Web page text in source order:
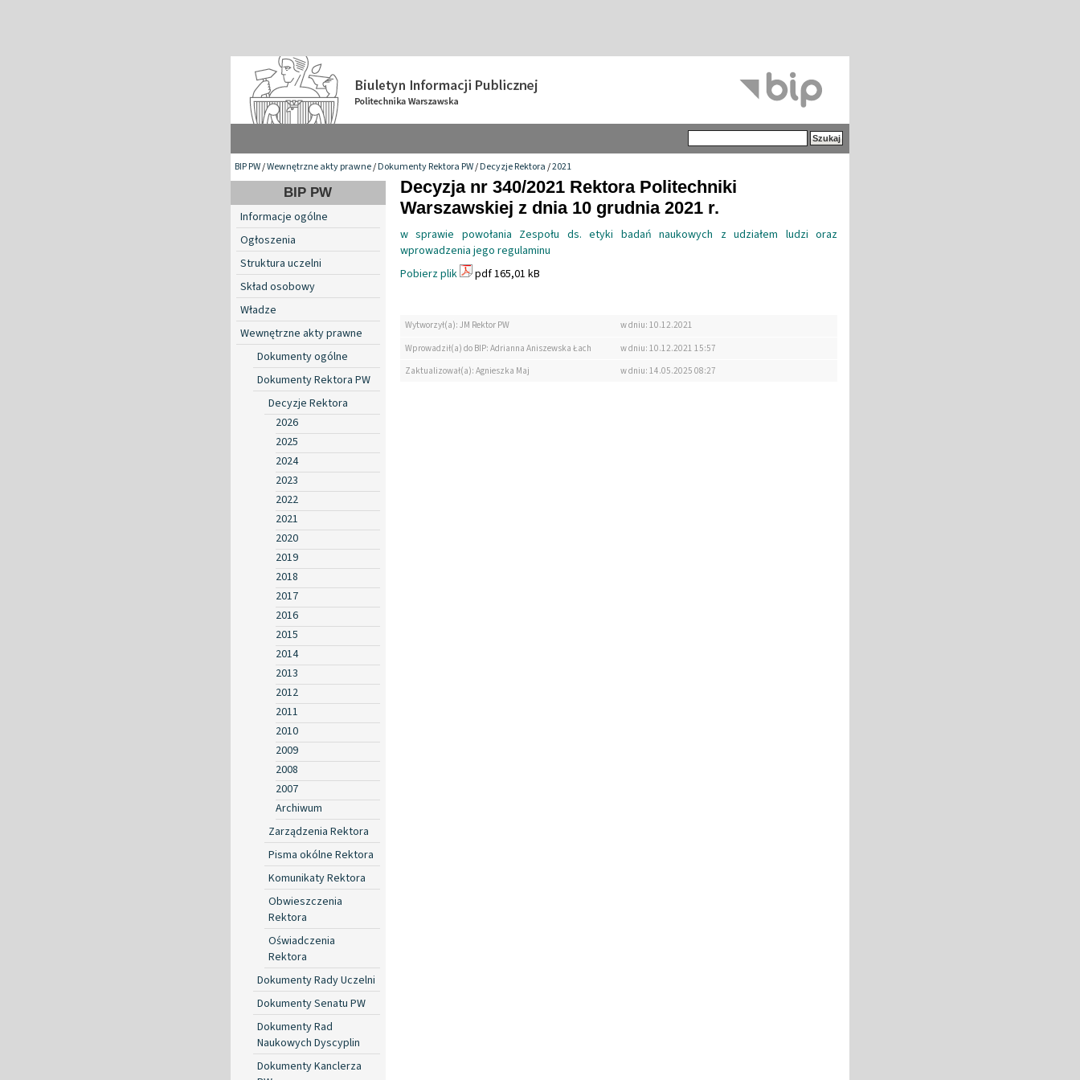
BIP PW/Wewnętrzne akty prawne/Dokumenty Rektora PW/Decyzje Rektora/2021
BIP PW
Informacje ogólne
Ogłoszenia
Struktura uczelni
Skład osobowy
Władze
Wewnętrzne akty prawne
Dokumenty ogólne
Dokumenty Rektora PW
Decyzje Rektora
2026
2025
2024
2023
2022
2021
2020
2019
2018
2017
2016
2015
2014
2013
2012
2011
2010
2009
2008
2007
Archiwum
Zarządzenia Rektora
Pisma okólne Rektora
Komunikaty Rektora
Obwieszczenia
Rektora
Oświadczenia
Rektora
Dokumenty Rady Uczelni
Dokumenty Senatu PW
Dokumenty Rad
Naukowych Dyscyplin
Dokumenty Kanclerza
Decyzja nr 340/2021 Rektora Politechniki
Warszawskiej z dnia 10 grudnia 2021 r.
w sprawie powołania Zespołu ds. etyki badań naukowych z udziałem ludzi oraz
wprowadzenia jego regulaminu
Pobierz plik
pdf 165,01 kB
Wytworzył(a): JM Rektor PW
w dniu: 10.12.2021
Wprowadził(a) do BIP: Adrianna Aniszewska Łach
w dniu: 10.12.2021 15:57
Zaktualizował(a): Agnieszka Maj
w dniu: 14.05.2025 08:27